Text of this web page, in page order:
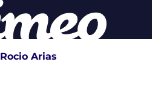
Rocio Arias